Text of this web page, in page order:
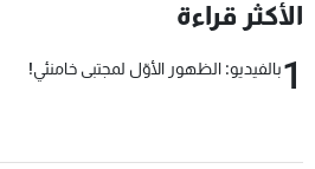
الأكثر قراءة
1بالفيديو: الظهور الأوّل لمجتبى خامنئي!